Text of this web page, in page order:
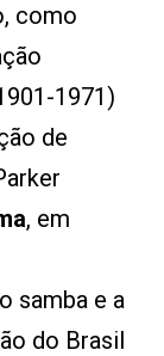
como
1971)
de
, em
samba e a
do Brasil